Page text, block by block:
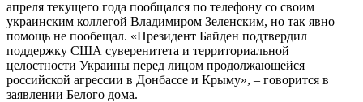
апреля текущего года пообщался по телефону со своим
украинским коллегой Владимиром Зеленским, но так явно
помощь не пообещал. «Президент Байден подтвердил
поддержку США суверенитета и территориальной
целостности Украины перед лицом продолжающейся
российской агрессии в Донбассе и Крыму», – говорится в
заявлении Белого дома.